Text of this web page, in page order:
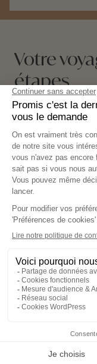
Votre
étapes
01
02 Co-
03